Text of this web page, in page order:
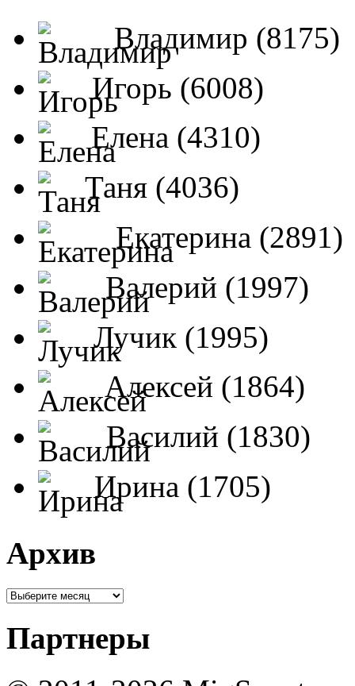
Владимир (8175)
Игорь (6008)
Елена (4310)
Таня (4036)
Екатерина (2891)
Валерий (1997)
Лучик (1995)
Алексей (1864)
Василий (1830)
Ирина (1705)
Архив
Партнеры